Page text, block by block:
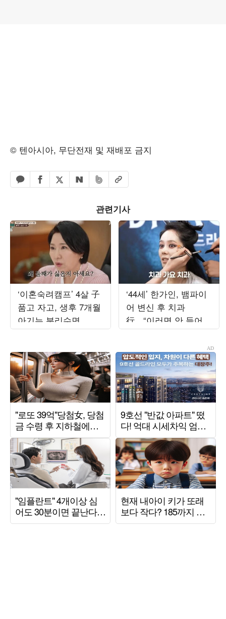
© 텐아시아, 무단전재 및 재배포 금지
카카오톡 공유하기
페이스북 공유하기
엑스 공유하기
네이버 공유하기
밴드 공유하기
URL복사
관련기사
‘이혼숙려캠프’ 4살 子
품고 자고, 생후 7개월
아기는 분리수면...이
호선 “둘째 싫은 이유
‘44세’ 한가인, 뱀파이
어 변신 후 치과
行…“이러면 안 들어보
내줄 듯” (‘자유부인’)